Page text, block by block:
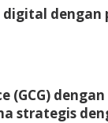
(GCG)
strategis